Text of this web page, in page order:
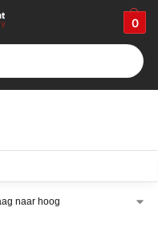
0